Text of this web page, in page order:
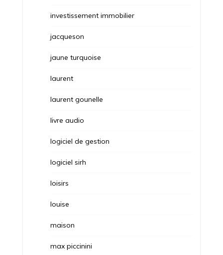
investissement immobilier
jacqueson
jaune turquoise
laurent
laurent gounelle
livre audio
logiciel de gestion
logiciel sirh
loisirs
louise
maison
max piccinini